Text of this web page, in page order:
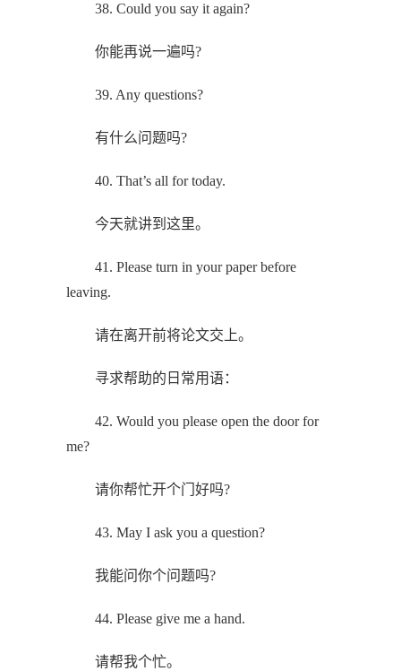
38. Could you say it again?
你能再说一遍吗?
39. Any questions?
有什么问题吗?
40. That’s all for today.
今天就讲到这里。
41. Please turn in your paper before
leaving.
请在离开前将论文交上。
寻求帮助的日常用语：
42. Would you please open the door for
me?
请你帮忙开个门好吗?
43. May I ask you a question?
我能问你个问题吗?
44. Please give me a hand.
请帮我个忙。